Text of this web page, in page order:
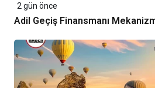
2 gün önce
Adil Geçiş Finansmanı